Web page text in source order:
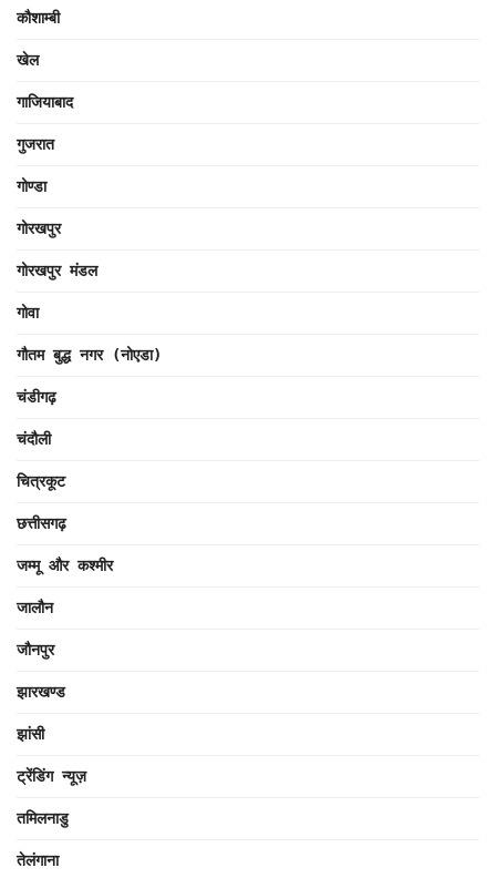
कौशाम्बी
खेल
गाजियाबाद
गुजरात
गोण्डा
गोरखपुर
गोरखपुर मंडल
गोवा
गौतम बुद्ध नगर (नोएडा)
चंडीगढ़
चंदौली
चित्रकूट
छत्तीसगढ़
जम्मू और कश्मीर
जालौन
जौनपुर
झारखण्ड
झांसी
ट्रेंडिंग न्यूज़
तमिलनाडु
तेलंगाना